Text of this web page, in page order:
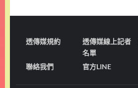
透傳媒規約
透傳媒線上記者
名單
聯絡我們 官方LINE